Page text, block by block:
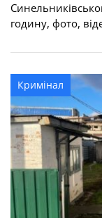
годину, фото,
Кримінал